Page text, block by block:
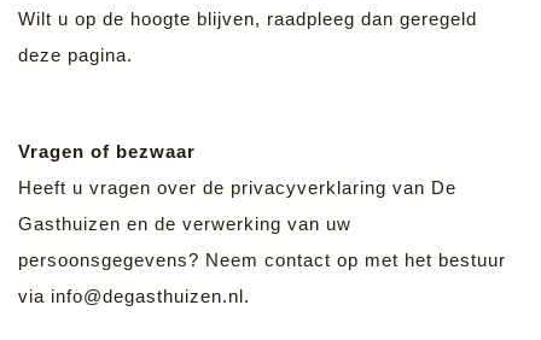
Wilt u op de hoogte blijven, raadpleeg dan geregeld
deze pagina.
Vragen of bezwaar
Heeft u vragen over de privacyverklaring van De
Gasthuizen en de verwerking van uw
persoonsgegevens? Neem contact op met het bestuur
via info@degasthuizen.nl.